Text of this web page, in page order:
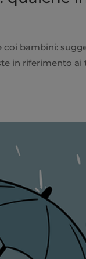
coi bambini:
in riferimento